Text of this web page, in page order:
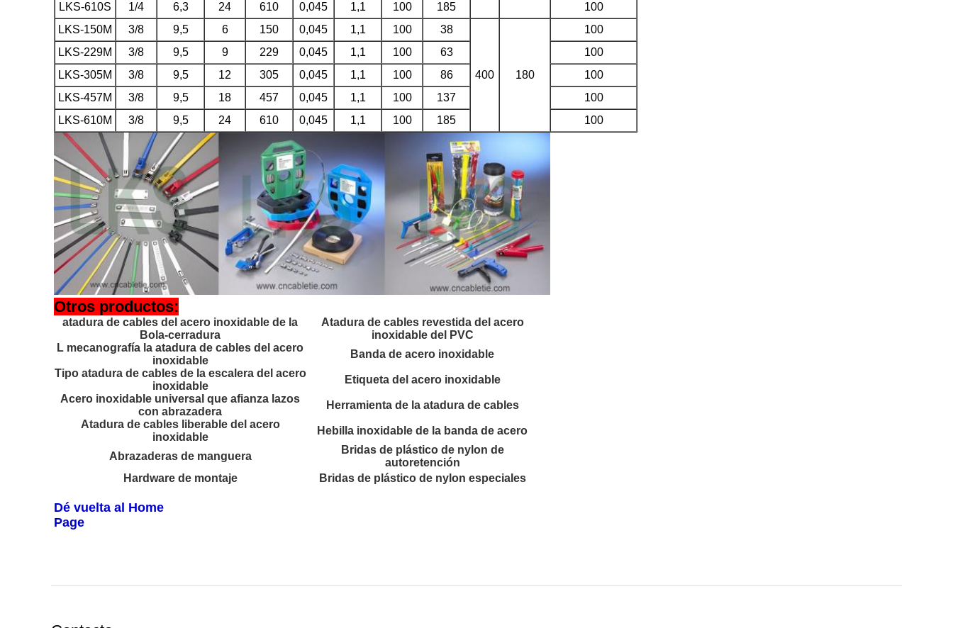
LKS-610S
1/4 6,3 24 610 0,045 1,1 100 185
100
LKS-150M
3/8 9,5 6 150 0,045 1,1 100 38
400 180
100
LKS-229M
3/8 9,5 9 229 0,045 1,1 100 63
100
LKS-305M
3/8 9,5 12 305 0,045 1,1 100 86
100
LKS-457M
3/8 9,5 18 457 0,045 1,1 100 137
100
LKS-610M
3/8 9,5 24 610 0,045 1,1 100 185 100
Otros productos:
atadura de cables del acero inoxidable de la
Bola-cerradura
Atadura de cables revestida del acero
inoxidable del PVC
L mecanografía la atadura de cables del acero
inoxidable
Banda de acero inoxidable
Tipo atadura de cables de la escalera del acero
inoxidable
Etiqueta del acero inoxidable
Acero inoxidable universal que afianza lazos
con abrazadera
Herramienta de la atadura de cables
Atadura de cables liberable del acero
inoxidable
Hebilla inoxidable de la banda de acero
Abrazaderas de manguera
Bridas de plástico de nylon de
autoretención
Hardware de montaje
Bridas de plástico de nylon especiales
Dé vuelta al Home
Page